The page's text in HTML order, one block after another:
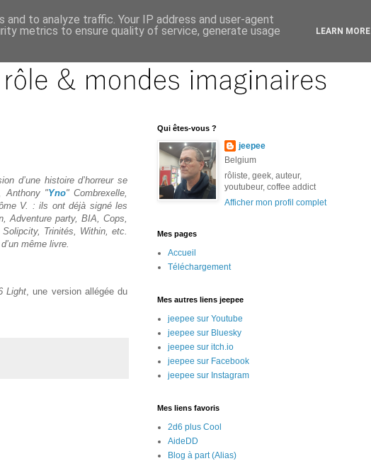
d’une histoire d’horreur se
Anthony "Yno" Combrexelle,
V. : ils ont déjà signé les
Adventure party, BIA, Cops,
Trinités, Within, etc.
même livre.
Light, une version allégée du
Qui êtes-vous ?
jeepee
Belgium
rôliste, geek, auteur,
youtubeur, coffee addict
Afficher mon profil complet
Mes pages
Accueil
Téléchargement
Mes autres liens jeepee
jeepee sur Youtube
jeepee sur Bluesky
jeepee sur itch.io
jeepee sur Facebook
jeepee sur Instagram
Mes liens favoris
2d6 plus Cool
AideDD
Blog à part (Alias)
to analyze traffic. Your IP address and user-agent
metrics to ensure quality of service, generate usage
LEARN MORE